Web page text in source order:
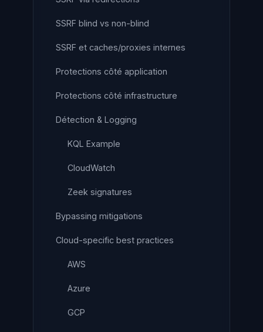
SSRF blind vs non-blind
SSRF et caches/proxies internes
Protections côté application
Protections côté infrastructure
Détection & Logging
KQL Example
CloudWatch
Zeek signatures
Bypassing mitigations
Cloud-specific best practices
AWS
Azure
GCP